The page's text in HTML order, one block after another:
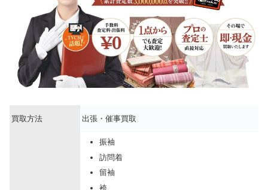
買取方法 出張・催事買取
振袖
訪問着
留袖
袴